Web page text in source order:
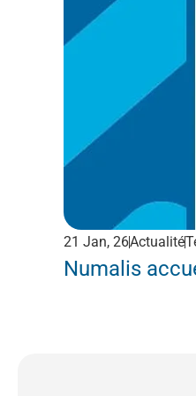
21 Jan, 26Actualité
Numalis